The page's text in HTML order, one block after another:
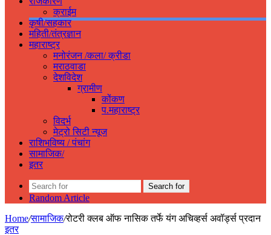
क्राईम
कृषी/सहकार
महिती/तंत्रज्ञान
महाराष्ट्र
मनोरंजन /कला/ क्रीडा
मराठवाडा
देशविदेश
ग्रामीण
कोंकण
प.महाराष्ट्र
विदर्भ
मेट्रो सिटी न्यूज
राशिभविष्य / पंचांग
सामाजिक/
इतर
Search for
Random Article
Home/सामाजिक/रोटरी क्लब ऑफ नासिक तर्फे यंग अचिव्हर्स अवॉर्ड्स प्रदान
इतर